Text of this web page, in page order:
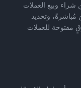
شراء وبيع العملات
مُباشرةً، وتحديد
مفتوحة للعملات